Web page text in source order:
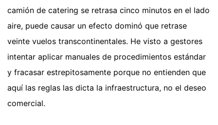
camión de catering se retrasa cinco minutos en el lado
aire, puede causar un efecto dominó que retrase
veinte vuelos transcontinentales. He visto a gestores
intentar aplicar manuales de procedimientos estándar
y fracasar estrepitosamente porque no entienden que
aquí las reglas las dicta la infraestructura, no el deseo
comercial.